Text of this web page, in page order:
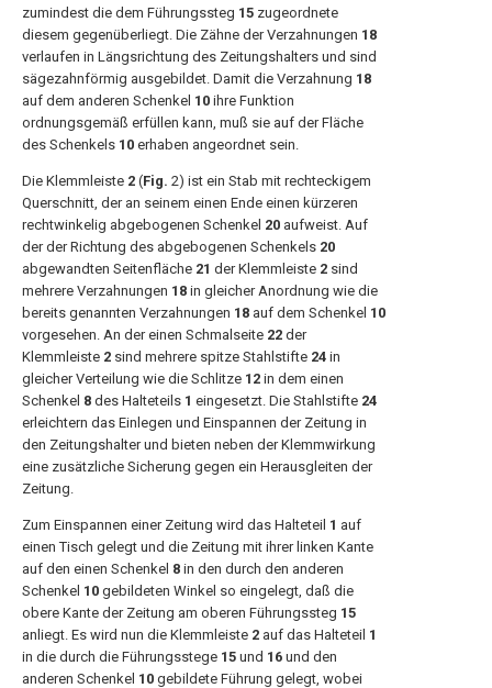
zumindest die dem Führungssteg 15 zugeordnete
diesem gegenüberliegt. Die Zähne der Verzahnungen 18
verlaufen in Längsrichtung des Zeitungshalters und sind
sägezahnförmig ausgebildet. Damit die Verzahnung 18
auf dem anderen Schenkel 10 ihre Funktion
ordnungsgemäß erfüllen kann, muß sie auf der Fläche
des Schenkels 10 erhaben angeordnet sein.
Die Klemmleiste 2 (Fig. 2) ist ein Stab mit rechteckigem
Querschnitt, der an seinem einen Ende einen kürzeren
rechtwinkelig abgebogenen Schenkel 20 aufweist. Auf
der der Richtung des abgebogenen Schenkels 20
abgewandten Seitenfläche 21 der Klemmleiste 2 sind
mehrere Verzahnungen 18 in gleicher Anordnung wie die
bereits genannten Verzahnungen 18 auf dem Schenkel 10
vorgesehen. An der einen Schmalseite 22 der
Klemmleiste 2 sind mehrere spitze Stahlstifte 24 in
gleicher Verteilung wie die Schlitze 12 in dem einen
Schenkel 8 des Halteteils 1 eingesetzt. Die Stahlstifte 24
erleichtern das Einlegen und Einspannen der Zeitung in
den Zeitungshalter und bieten neben der Klemmwirkung
eine zusätzliche Sicherung gegen ein Herausgleiten der
Zeitung.
Zum Einspannen einer Zeitung wird das Halteteil 1 auf
einen Tisch gelegt und die Zeitung mit ihrer linken Kante
auf den einen Schenkel 8 in den durch den anderen
Schenkel 10 gebildeten Winkel so eingelegt, daß die
obere Kante der Zeitung am oberen Führungssteg 15
anliegt. Es wird nun die Klemmleiste 2 auf das Halteteil 1
in die durch die Führungsstege 15 und 16 und den
anderen Schenkel 10 gebildete Führung gelegt, wobei